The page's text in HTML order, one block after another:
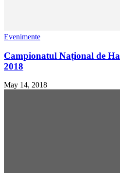
Evenimente
Campionatul Național de
2018
May 14, 2018